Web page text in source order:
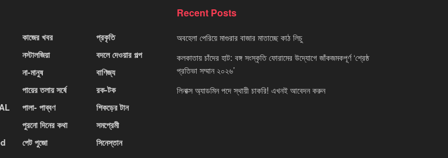
কাজের খবর
নস্টালজিয়া
না-মানুষ
পায়ের তলায় সর্ষে
পালা- পাব্বণ
পুরনো দিনের কথা
পেট পুজো
প্রকৃতি
বদলে দেওয়ার গল্প
বাণিজ্য
রক-টক
শিকড়ের টান
সমপ্রেমী
সিনেস্তান
Recent Posts
অবহেলা পেরিয়ে মাগুরার বাজার মাতাচ্ছে কাঠ লিচু
কলকাতায় চাঁদের হাট: বঙ্গ সংস্কৃতি ফোরামের উদ্যোগে জাঁকজমকপূর্ণ ‘শ্রেষ্ঠ
প্রতিভা সম্মান ২০২৬’
লিনাক্স অ্যাডমিন পদে স্থায়ী চাকরি! এখনই আবেদন করুন